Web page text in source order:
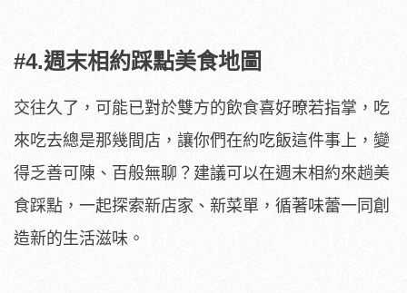
#4.週末相約踩點美食地圖
交往久了，可能已對於雙方的飲食喜好暸若指掌，吃
來吃去總是那幾間店，讓你們在約吃飯這件事上，變
得乏善可陳、百般無聊？建議可以在週末相約來趟美
食踩點，一起探索新店家、新菜單，循著味蕾一同創
造新的生活滋味。